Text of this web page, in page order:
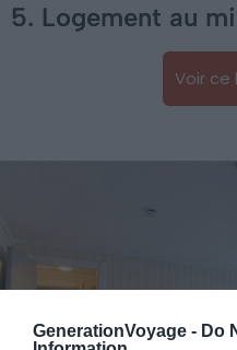
GenerationVoyage - Do
5. Logement au
Voir